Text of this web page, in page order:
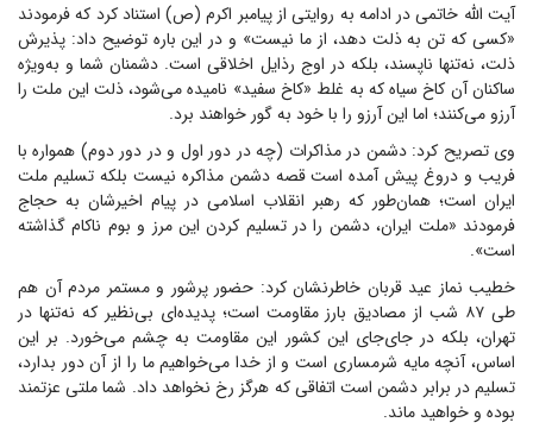
آیت الله خاتمی در ادامه به روایتی از پیامبر اکرم (ص) استناد کرد که فرمودند
«کسی که تن به ذلت دهد، از ما نیست» و در این باره توضیح داد: پذیرش
ذلت، نه‌تنها ناپسند، بلکه در اوج رذایل اخلاقی است. دشمنان شما و به‌ویژه
ساکنان آن کاخ سیاه که به غلط «کاخ سفید» نامیده می‌شود، ذلت این ملت را
آرزو می‌کنند؛ اما این آرزو را با خود به گور خواهند برد.
وی تصریح کرد: دشمن در مذاکرات (چه در دور اول و در دور دوم) همواره با
فریب و دروغ پیش آمده است قصه دشمن مذاکره نیست بلکه تسلیم ملت
ایران است؛ همان‌طور که رهبر انقلاب اسلامی در پیام اخیرشان به حجاج
فرمودند «ملت ایران، دشمن را در تسلیم کردن این مرز و بوم ناکام گذاشته
است».
خطیب نماز عید قربان خاطرنشان کرد: حضور پرشور و مستمر مردم آن هم
طی ۸۷ شب از مصادیق بارز مقاومت است؛ پدیده‌ای بی‌نظیر که نه‌تنها در
تهران، بلکه در جای‌جای این کشور این مقاومت به چشم می‌خورد. بر این
اساس، آنچه مایه شرمساری است و از خدا می‌خواهیم ما را از آن دور بدارد،
تسلیم در برابر دشمن است اتفاقی که هرگز رخ نخواهد داد. شما ملتی عزتمند
بوده و خواهید ماند.